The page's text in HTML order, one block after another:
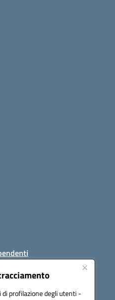
profilazione degli utenti -